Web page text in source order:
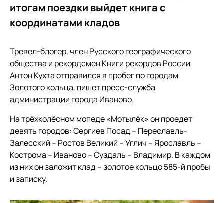
итогам поездки выйдет книга с
координатами кладов
Тревел-блогер, член Русского географического
общества и рекордсмен Книги рекордов России
Антон Кухта отправился в пробег по городам
Золотого кольца, пишет пресс-служба
администрации города Иваново.
На трёхколёсном мопеде «Мотылёк» он проедет
девять городов: Сергиев Посад – Переславль-
Залесский – Ростов Великий – Углич – Ярославль –
Кострома – Иваново – Суздаль – Владимир. В каждом
из них он заложит клад – золотое кольцо 585-й пробы
и записку.